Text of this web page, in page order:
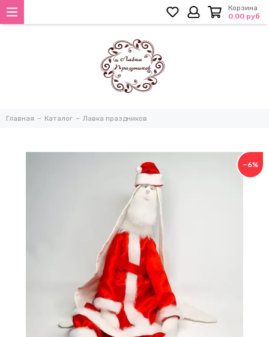
Корзина
0.00 руб
Главная Каталог Лавка праздников
−6%